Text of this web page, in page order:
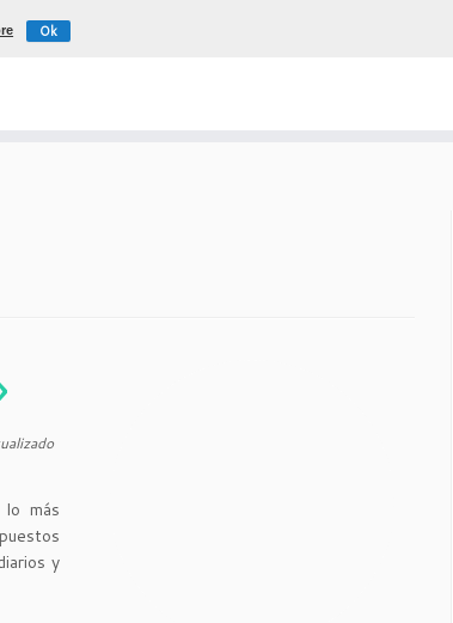
La experiencia más auténtica para descubrir
más
y
Ok